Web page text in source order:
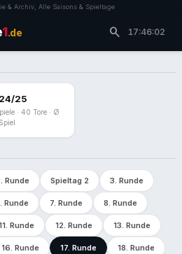
& Archiv, Alle Saisons & Spieltage
1.de search 17:46:02
25
· 40 Tore · Ø
Runde Spieltag 2 3. Runde
Runde 7. Runde 8. Runde
Runde 12. Runde 13. Runde
16. Runde 17. Runde 18. Runde